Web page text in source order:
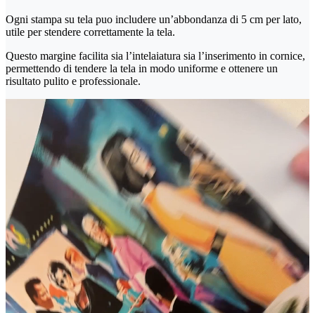
Ogni stampa su tela puo includere un’abbondanza di 5 cm per lato,
utile per stendere correttamente la tela.
Questo margine facilita sia l’intelaiatura sia l’inserimento in cornice,
permettendo di tendere la tela in modo uniforme e ottenere un
risultato pulito e professionale.